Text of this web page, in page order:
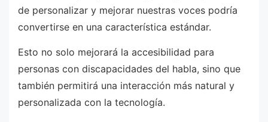
de personalizar y mejorar nuestras voces podría
convertirse en una característica estándar.
Esto no solo mejorará la accesibilidad para
personas con discapacidades del habla, sino que
también permitirá una interacción más natural y
personalizada con la tecnología.